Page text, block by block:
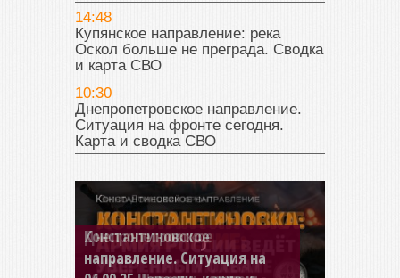
14:48
Купянское направление: река
Оскол больше не преграда. Сводка
и карта СВО
10:30
Днепропетровское направление.
Ситуация на фронте сегодня.
Карта и сводка СВО
Константиновское
направление. Ситуация на